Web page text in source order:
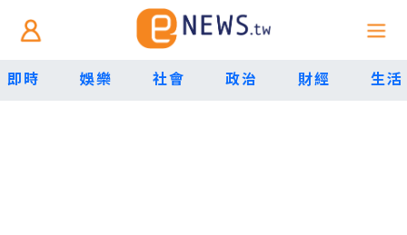
即時 娛樂 社會 政治 財經 生活